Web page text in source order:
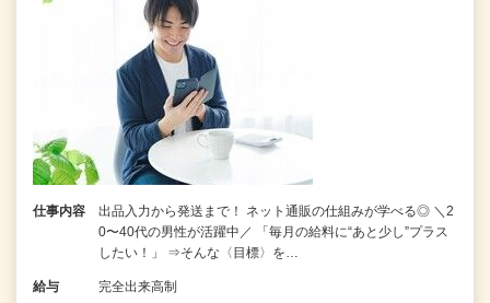
仕事内容
出品入力から発送まで！ ネット通販の仕組みが学べる◎ ＼2
0〜40代の男性が活躍中／ 「毎月の給料に“あと少し”プラス
したい！」 ⇒そんな〈目標〉を…
給与 完全出来高制